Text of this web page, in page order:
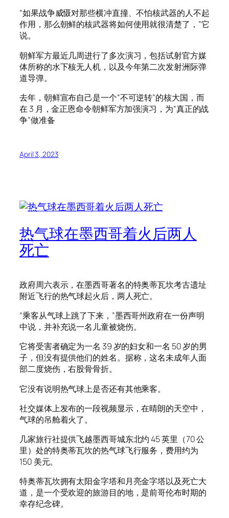
“如果战争威慑对那些横冲直撞、不怕核武器的人不起
作用，那么朝鲜的核武器将如何使用就很清楚了，”它
说。
朝鲜军方最近几周进行了多次演习，包括试射官方媒
体所称的水下核无人机，以及今年第二次发射洲际弹
道导弹。
去年，朝鲜宣布自己是一个“不可逆转”的核大国，而
在 3 月，金正恩命令朝鲜军方加强演习，为“真正的战
争”做准备
April 3, 2023
热气球在墨西哥着火后两人
死亡
政府周六表示，在墨西哥著名的特奥蒂瓦坎考古遗址
附近飞行的热气球起火后，两人死亡。
“乘客从气球上跳了下来，”墨西哥州政府在一份声明
中说，并补充说一名儿童被烧伤。
它将受害者确定为一名 39 岁的妇女和一名 50 岁的男
子，但没有提供他们的姓名。据称，这名未成年人面
部二度烧伤，右股骨骨折。
它没有说明热气球上是否还有其他乘客。
社交媒体上发布的一段视频显示，在晴朗的天空中，
气球的吊舱着火了。
几家旅行社提供飞越墨西哥城东北约 45 英里（70 公
里）处的特奥蒂瓦坎的热气球飞行服务，费用约为
150 美元。
特奥蒂瓦坎拥有太阳金字塔和月亮金字塔以及死亡大
道，是一个受欢迎的旅游目的地，是前哥伦布时期的
幸存纪念碑。